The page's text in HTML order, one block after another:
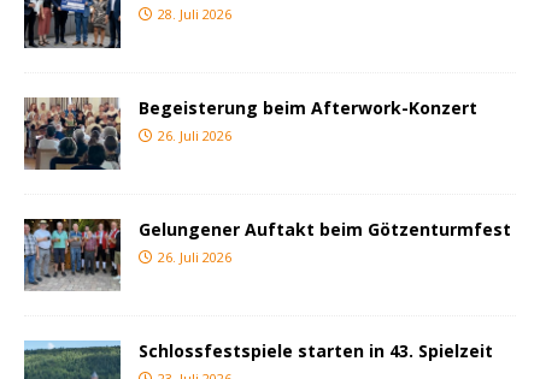
28. Juli 2026
Begeisterung beim Afterwork-Konzert
26. Juli 2026
Gelungener Auftakt beim Götzenturmfest
26. Juli 2026
Schlossfestspiele starten in 43. Spielzeit